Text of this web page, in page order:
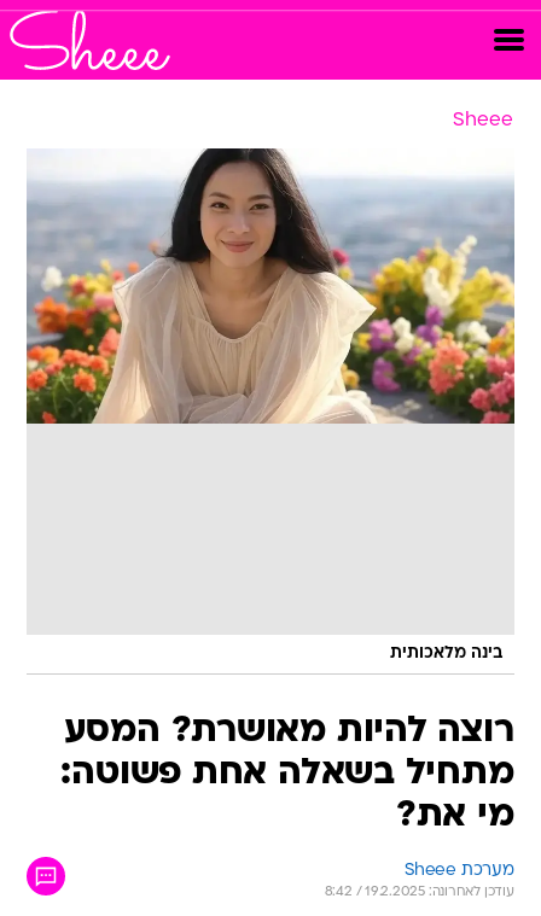
Sheee
בינה מלאכותית
רוצה להיות מאושרת? המסע
מתחיל בשאלה אחת פשוטה:
מי את?
מערכת Sheee
עודכן לאחרונה: 19.2.2025 / 8:42